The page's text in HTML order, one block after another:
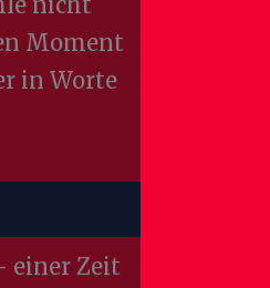
Moment
in Worte
einer Zeit